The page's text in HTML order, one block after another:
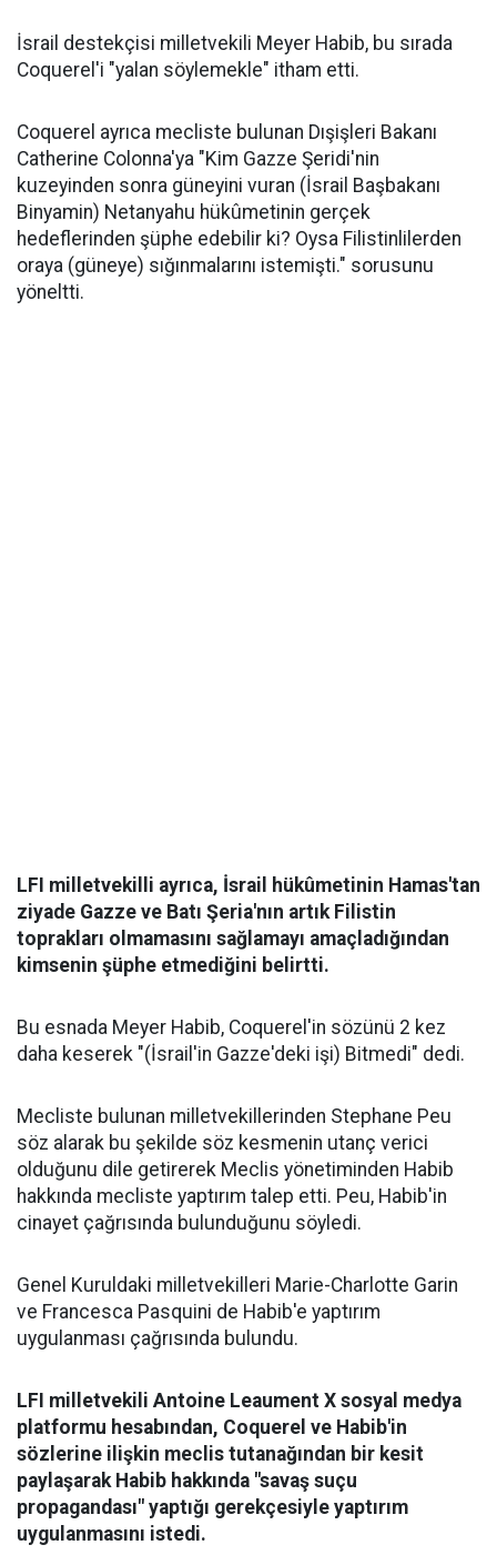
İsrail destekçisi milletvekili Meyer Habib, bu sırada
Coquerel'i "yalan söylemekle" itham etti.
Coquerel ayrıca mecliste bulunan Dışişleri Bakanı
Catherine Colonna'ya "Kim Gazze Şeridi'nin
kuzeyinden sonra güneyini vuran (İsrail Başbakanı
Binyamin) Netanyahu hükûmetinin gerçek
hedeflerinden şüphe edebilir ki? Oysa Filistinlilerden
oraya (güneye) sığınmalarını istemişti." sorusunu
yöneltti.
LFI milletvekilli ayrıca, İsrail hükûmetinin Hamas'tan
ziyade Gazze ve Batı Şeria'nın artık Filistin
toprakları olmamasını sağlamayı amaçladığından
kimsenin şüphe etmediğini belirtti.
Bu esnada Meyer Habib, Coquerel'in sözünü 2 kez
daha keserek "(İsrail'in Gazze'deki işi) Bitmedi" dedi.
Mecliste bulunan milletvekillerinden Stephane Peu
söz alarak bu şekilde söz kesmenin utanç verici
olduğunu dile getirerek Meclis yönetiminden Habib
hakkında mecliste yaptırım talep etti. Peu, Habib'in
cinayet çağrısında bulunduğunu söyledi.
Genel Kuruldaki milletvekilleri Marie-Charlotte Garin
ve Francesca Pasquini de Habib'e yaptırım
uygulanması çağrısında bulundu.
LFI milletvekili Antoine Leaument X sosyal medya
platformu hesabından, Coquerel ve Habib'in
sözlerine ilişkin meclis tutanağından bir kesit
paylaşarak Habib hakkında "savaş suçu
propagandası" yaptığı gerekçesiyle yaptırım
uygulanmasını istedi.